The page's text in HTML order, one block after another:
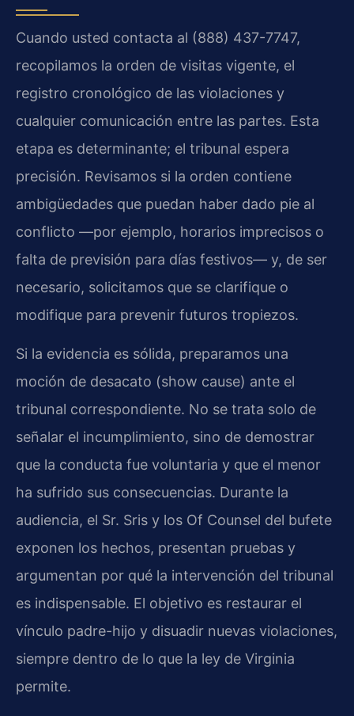
Cuando usted contacta al (888) 437-7747,
recopilamos la orden de visitas vigente, el
registro cronológico de las violaciones y
cualquier comunicación entre las partes. Esta
etapa es determinante; el tribunal espera
precisión. Revisamos si la orden contiene
ambigüedades que puedan haber dado pie al
conflicto —por ejemplo, horarios imprecisos o
falta de previsión para días festivos— y, de ser
necesario, solicitamos que se clarifique o
modifique para prevenir futuros tropiezos.
Si la evidencia es sólida, preparamos una
moción de desacato (show cause) ante el
tribunal correspondiente. No se trata solo de
señalar el incumplimiento, sino de demostrar
que la conducta fue voluntaria y que el menor
ha sufrido sus consecuencias. Durante la
audiencia, el Sr. Sris y los Of Counsel del bufete
exponen los hechos, presentan pruebas y
argumentan por qué la intervención del tribunal
es indispensable. El objetivo es restaurar el
vínculo padre-hijo y disuadir nuevas violaciones,
siempre dentro de lo que la ley de Virginia
permite.